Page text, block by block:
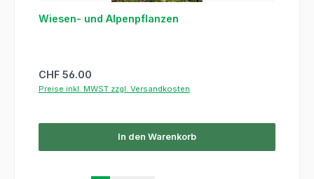
Wiesen- und Alpenpflanzen
Regulärer Preis:
CHF 56.00
Preise inkl. MWST zzgl. Versandkosten
In den Warenkorb